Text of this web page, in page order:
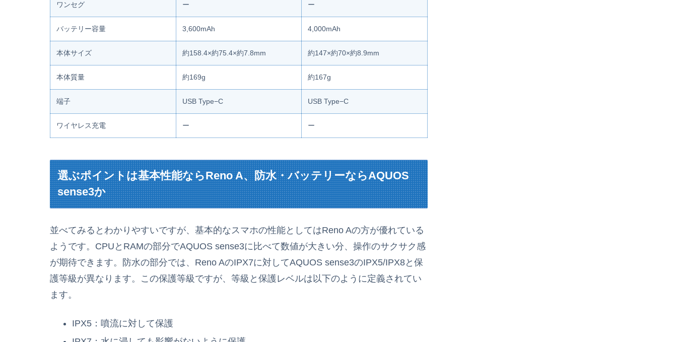
ワンセグ ー ー
バッテリー容量 3,600mAh 4,000mAh
本体サイズ 約158.4×約75.4×約7.8mm 約147×約70×約8.9mm
本体質量 約169g 約167g
端子 USB Type−C USB Type−C
ワイヤレス充電 ー ー
選ぶポイントは基本性能ならReno A、防水・バッテリーならAQUOS
sense3か
並べてみるとわかりやすいですが、基本的なスマホの性能としてはReno Aの方が優れている
ようです。CPUとRAMの部分でAQUOS sense3に比べて数値が大きい分、操作のサクサク感
が期待できます。防水の部分では、Reno AのIPX7に対してAQUOS sense3のIPX5/IPX8と保
護等級が異なります。この保護等級ですが、等級と保護レベルは以下のように定義されてい
ます。
IPX5：噴流に対して保護